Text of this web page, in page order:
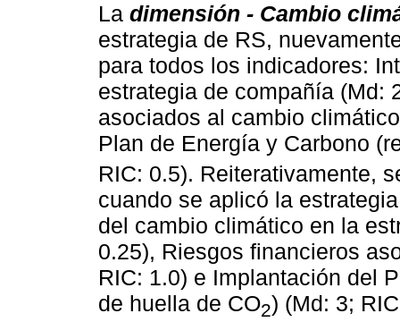
La dimensión - Cambio
estrategia de RS,
para todos los indicadores:
estrategia de compañía (Md:
asociados al cambio
Plan de Energía y Carbono
RIC: 0.5). Reiterativamente,
cuando se aplicó la
del cambio climático en la
0.25), Riesgos financieros
RIC: 1.0) e Implantación del
de huella de CO2) (Md: 3;